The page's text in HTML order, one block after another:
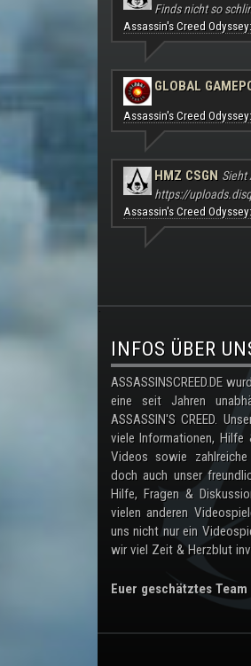
Finds nicht so
Assassin's Creed
GLOBAL
Assassin's Creed
HMZ CSGN Sieht
https://
Assassin's Creed
.
INFOS ÜBER
ASSASSINSCREED.DE
eine seit Jahren
ASSASSIN'S CREED.
viele Informationen,
Videos sowie
doch auch unser
Hilfe, Fragen &
vielen anderen
uns nicht nur ein
wir viel Zeit & Herzblut
Euer geschätztes Team